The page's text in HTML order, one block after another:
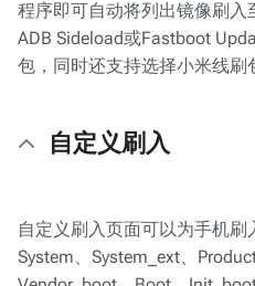
程序即可自动将列出镜像刷
ADB Sideload或Fastboot
包，同时还支持选择小米线刷
自定义刷入
自定义刷入页面可以为手机刷
System、System_ext、